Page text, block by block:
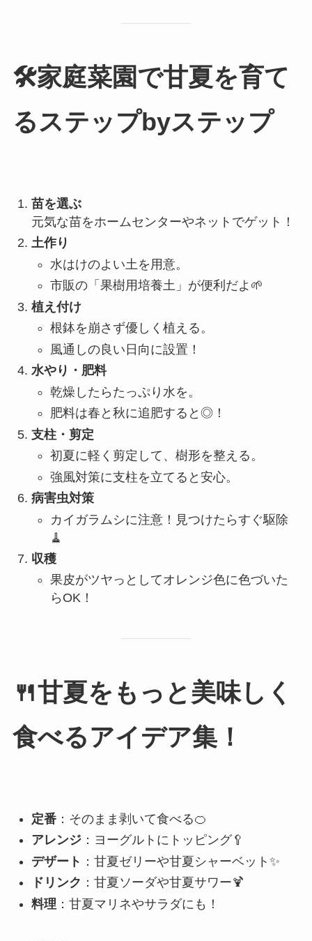
🛠️家庭菜園で甘夏を育て
るステップbyステップ
苗を選ぶ
元気な苗をホームセンターやネットでゲット！
土作り
水はけのよい土を用意。
市販の「果樹用培養土」が便利だよ🌱
植え付け
根鉢を崩さず優しく植える。
風通しの良い日向に設置！
水やり・肥料
乾燥したらたっぷり水を。
肥料は春と秋に追肥すると◎！
支柱・剪定
初夏に軽く剪定して、樹形を整える。
強風対策に支柱を立てると安心。
病害虫対策
カイガラムシに注意！見つけたらすぐ駆除
🧹
収穫
果皮がツヤっとしてオレンジ色に色づいた
らOK！
🍴甘夏をもっと美味しく
食べるアイデア集！
定番：そのまま剥いて食べる🍊
アレンジ：ヨーグルトにトッピング🥄
デザート ：甘夏ゼリーや甘夏シャーベット✨
ドリンク ：甘夏ソーダや甘夏サワー🍹
料理 ：甘夏マリネやサラダにも！